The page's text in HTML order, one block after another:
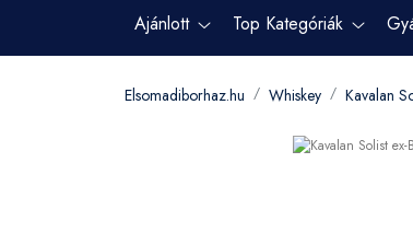
Ajánlott Top Kategóriák
Elsomadiborhaz.hu Whiskey Kavalan